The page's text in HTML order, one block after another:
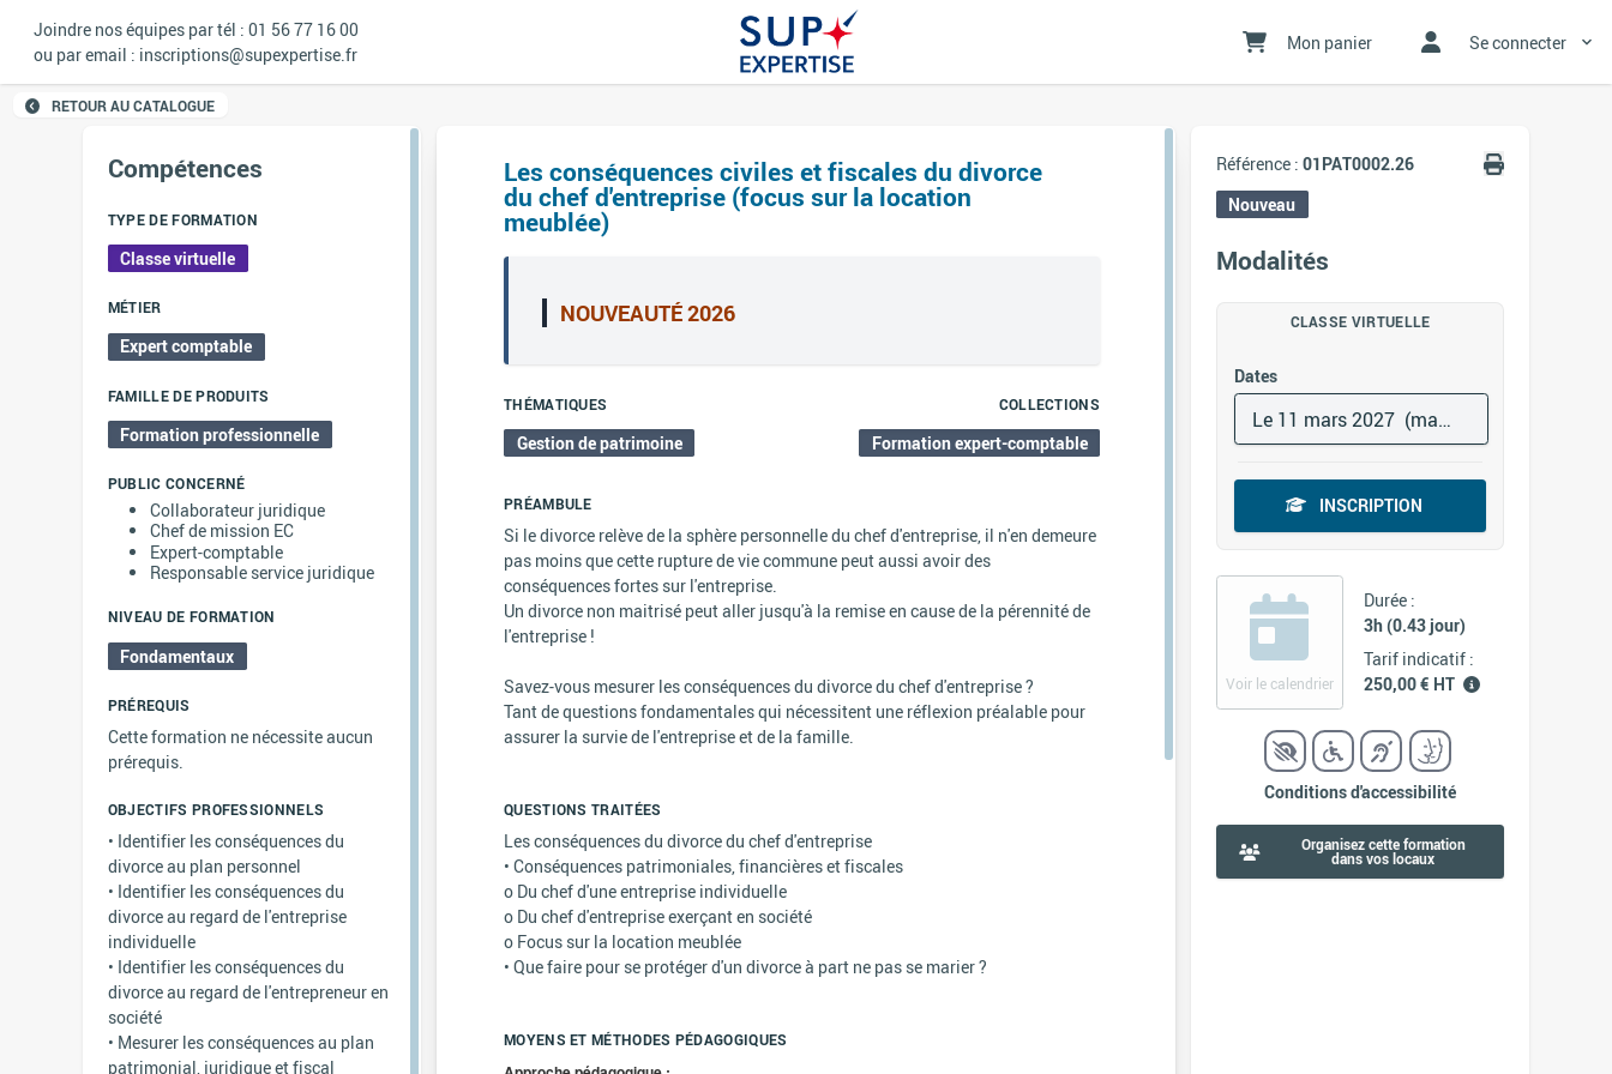
Joindre nos équipes par tél : 01 56 77 16 00
ou par email : inscriptions@supexpertise.fr
Mon panier Se connecter
RETOUR AU CATALOGUE
Compétences
TYPE DE FORMATION
Classe virtuelle
MÉTIER
Expert comptable
FAMILLE DE PRODUITS
Formation professionnelle
PUBLIC CONCERNÉ
Collaborateur juridique
Chef de mission EC
Expert-comptable
Responsable service juridique
NIVEAU DE FORMATION
Fondamentaux
PRÉREQUIS
Cette formation ne nécessite aucun
prérequis.
OBJECTIFS PROFESSIONNELS
• Identifier les conséquences du
divorce au plan personnel
• Identifier les conséquences du
divorce au regard de l'entreprise
individuelle
• Identifier les conséquences du
divorce au regard de l'entrepreneur en
société
• Mesurer les conséquences au plan
patrimonial, juridique et fiscal
Les conséquences civiles et fiscales du divorce
du chef d'entreprise (focus sur la location
meublée)
NOUVEAUTÉ 2026
THÉMATIQUES
Gestion de patrimoine
COLLECTIONS
Formation expert-comptable
PRÉAMBULE
Si le divorce relève de la sphère personnelle du chef d'entreprise, il n'en demeure
pas moins que cette rupture de vie commune peut aussi avoir des
conséquences fortes sur l'entreprise.
Un divorce non maitrisé peut aller jusqu'à la remise en cause de la pérennité de
l'entreprise !
Savez-vous mesurer les conséquences du divorce du chef d'entreprise ?
Tant de questions fondamentales qui nécessitent une réflexion préalable pour
assurer la survie de l'entreprise et de la famille.
QUESTIONS TRAITÉES
Les conséquences du divorce du chef d'entreprise
• Conséquences patrimoniales, financières et fiscales
o Du chef d'une entreprise individuelle
o Du chef d'entreprise exerçant en société
o Focus sur la location meublée
• Que faire pour se protéger d'un divorce à part ne pas se marier ?
MOYENS ET MÉTHODES PÉDAGOGIQUES
Référence : 01PAT0002.26
Nouveau
Modalités
CLASSE VIRTUELLE
Dates
Le 11 mars 2027 (matin)
INSCRIPTION
Voir le calendrier
Durée :
3h (0.43 jour)
Tarif indicatif :
250,00 € HT
Conditions d'accessibilité
Organisez cette formation
dans vos locaux